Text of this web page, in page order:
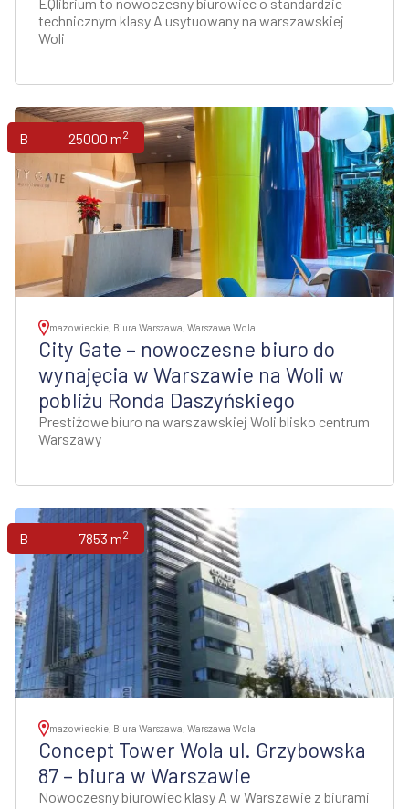
technicznym klasy A usytuowany na warszawskiej
Woli
Biura 25000 m2
mazowieckie, Biura Warszawa, Warszawa Wola
City Gate – nowoczesne biuro do
wynajęcia w Warszawie na Woli w
pobliżu Ronda Daszyńskiego
Prestiżowe biuro na warszawskiej Woli blisko centrum
Warszawy
Biura 7853 m2
mazowieckie, Biura Warszawa, Warszawa Wola
Concept Tower Wola ul. Grzybowska
87 – biura w Warszawie
Nowoczesny biurowiec klasy A w Warszawie z biurami